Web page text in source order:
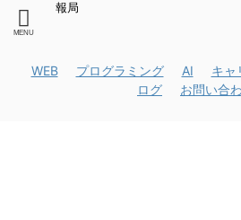
報局
WEB プログラミング AI キャ
ログ
お問い合